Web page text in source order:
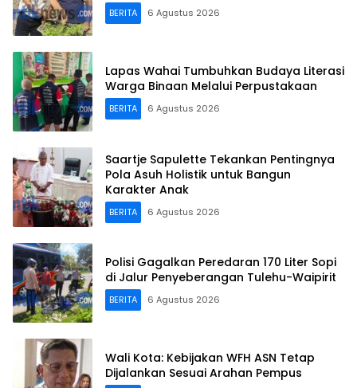
BERITA 6 Agustus 2026
Lapas Wahai Tumbuhkan Budaya Literasi
Warga Binaan Melalui Perpustakaan
BERITA 6 Agustus 2026
Saartje Sapulette Tekankan Pentingnya
Pola Asuh Holistik untuk Bangun
Karakter Anak
BERITA 6 Agustus 2026
Polisi Gagalkan Peredaran 170 Liter Sopi
di Jalur Penyeberangan Tulehu-Waipirit
BERITA 6 Agustus 2026
Wali Kota: Kebijakan WFH ASN Tetap
Dijalankan Sesuai Arahan Pempus